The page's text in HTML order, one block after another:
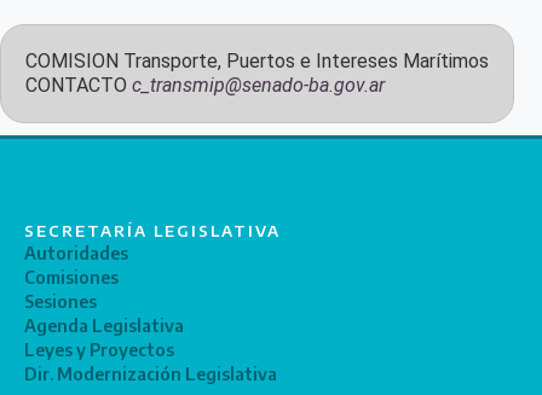
COMISION Transporte, Puertos e Intereses Marítimos
CONTACTO c_transmip@senado-ba.gov.ar
SECRETARÍA LEGISLATIVA
Autoridades
Comisiones
Sesiones
Agenda Legislativa
Leyes y Proyectos
Dir. Modernización Legislativa